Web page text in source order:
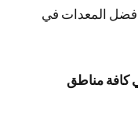
المعدات في
كافة مناطق